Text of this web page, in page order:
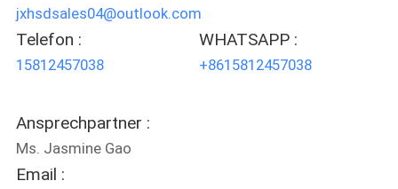
FORDERN
SIE
EIN
SITEMAP
jxhsdsales04@outlook.com
Telefon :
15812457038
WHATSAPP :
+8615812457038
Ansprechpartner :
Ms. Jasmine Gao
Email :